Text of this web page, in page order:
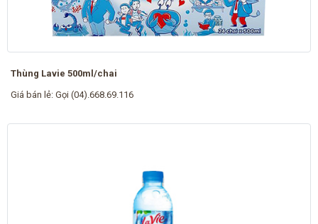
Thùng Lavie 500ml/chai
Giá bán lẻ: Gọi (04).668.69.116